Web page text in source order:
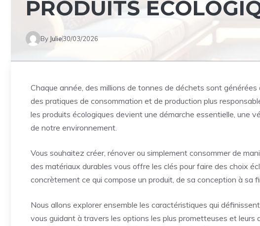
PRODUITS
By Julie30/03/2026
Chaque année, des millions de tonnes de déchets sont générées
des pratiques de consommation et de production plus
les produits écologiques devient une démarche essentielle, une
de notre environnement.
Vous souhaitez créer, rénover ou simplement consommer de
des matériaux durables vous offre les clés pour faire des choix
concrètement ce qui compose un produit, de sa conception à sa
Nous allons explorer ensemble les caractéristiques qui
vous guidant à travers les options les plus prometteuses et